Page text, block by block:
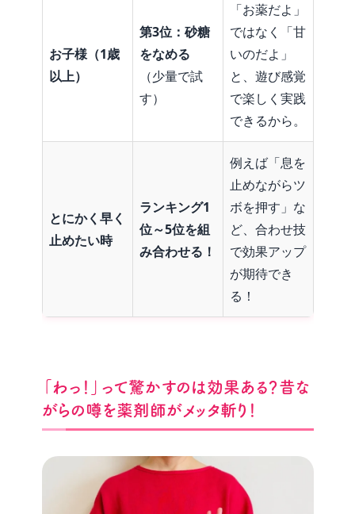
お子様（1歳
以上）
第3位：砂糖
をなめる
（少量で試
す）
「お薬だよ」
ではなく「甘
いのだよ」
と、遊び感覚
で楽しく実践
できるから。
とにかく早く
止めたい時
ランキング1
位～5位を組
み合わせる！
例えば「息を
止めながらツ
ボを押す」な
ど、合わせ技
で効果アップ
が期待でき
る！
「わっ！」って驚かすのは効果ある？昔な
がらの噂を薬剤師がメッタ斬り！